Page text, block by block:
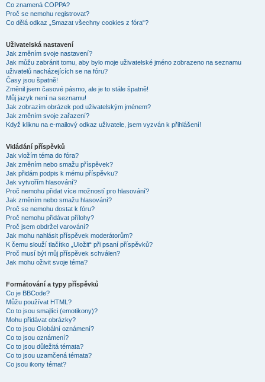
Co znamená COPPA?
Proč se nemohu registrovat?
Co dělá odkaz „Smazat všechny cookies z fóra“?
Uživatelská nastavení
Jak změním svoje nastavení?
Jak můžu zabránit tomu, aby bylo moje uživatelské jméno zobrazeno na seznamu
uživatelů nacházejících se na fóru?
Časy jsou špatně!
Změnil jsem časové pásmo, ale je to stále špatně!
Můj jazyk není na seznamu!
Jak zobrazím obrázek pod uživatelským jménem?
Jak změním svoje zařazení?
Když kliknu na e-mailový odkaz uživatele, jsem vyzván k přihlášení!
Vkládání příspěvků
Jak vložím téma do fóra?
Jak změním nebo smažu příspěvek?
Jak přidám podpis k mému příspěvku?
Jak vytvořím hlasování?
Proč nemohu přidat více možností pro hlasování?
Jak změním nebo smažu hlasování?
Proč se nemohu dostat k fóru?
Proč nemohu přidávat přílohy?
Proč jsem obdržel varování?
Jak mohu nahlásit příspěvek moderátorům?
K čemu slouží tlačítko „Uložit“ při psaní příspěvků?
Proč musí být můj příspěvek schválen?
Jak mohu oživit svoje téma?
Formátování a typy příspěvků
Co je BBCode?
Můžu používat HTML?
Co to jsou smajlíci (emotikony)?
Mohu přidávat obrázky?
Co to jsou Globální oznámení?
Co to jsou oznámení?
Co to jsou důležitá témata?
Co to jsou uzamčená témata?
Co jsou ikony témat?